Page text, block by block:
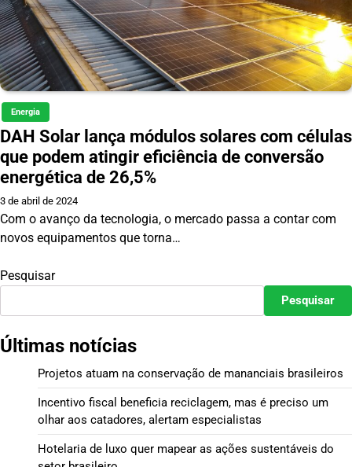
Energia
DAH Solar lança módulos solares com células
que podem atingir eficiência de conversão
energética de 26,5%
3 de abril de 2024
Com o avanço da tecnologia, o mercado passa a contar com
novos equipamentos que torna…
Pesquisar
Pesquisar
Últimas notícias
Projetos atuam na conservação de mananciais brasileiros
Incentivo fiscal beneficia reciclagem, mas é preciso um
olhar aos catadores, alertam especialistas
Hotelaria de luxo quer mapear as ações sustentáveis do